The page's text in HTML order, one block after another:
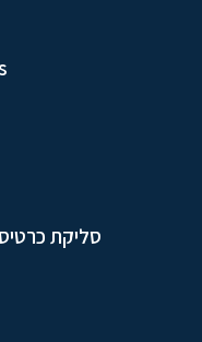
סליקת